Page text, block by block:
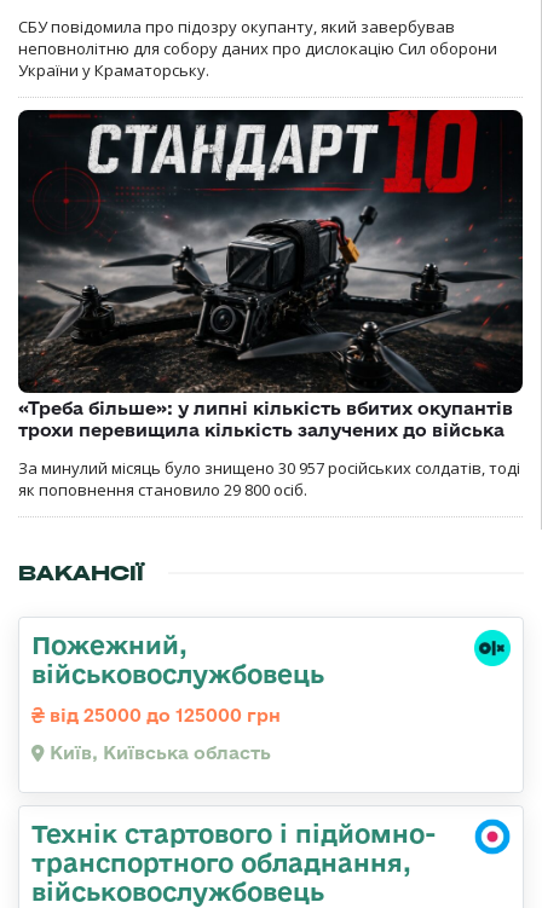
СБУ повідомила про підозру окупанту, який завербував
неповнолітню для собору даних про дислокацію Сил оборони
України у Краматорську.
«Треба більше»: у липні кількість вбитих окупантів
трохи перевищила кількість залучених до війська
За минулий місяць було знищено 30 957 російських солдатів, тоді
як поповнення становило 29 800 осіб.
ВАКАНСІЇ
Пожежний,
військовослужбовець
від 25000 до 125000 грн
Київ, Київська область
Технік стартового і підйомно-
транспортного обладнання,
військовослужбовець